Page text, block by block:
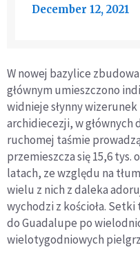
December 12, 2021
W nowej bazylice
głównym umieszczono
widnieje słynny
archidiecezji, w głównych
ruchomej taśmie
przemieszcza się 15,6 tys.
latach, ze względu na
wielu z nich z daleka
wychodzi z kościoła.
do Guadalupe po
wielotygodniowych